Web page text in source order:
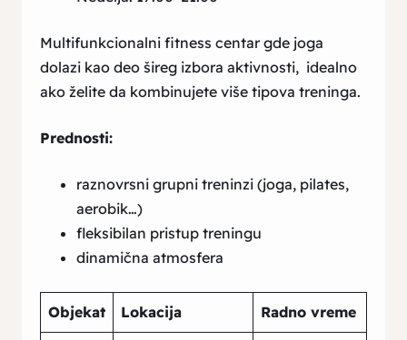
Multifunkcionalni fitness centar gde joga
dolazi kao deo šireg izbora aktivnosti, idealno
ako želite da kombinujete više tipova treninga.
Prednosti:
raznovrsni grupni treninzi (joga, pilates,
aerobik…)
fleksibilan pristup treningu
dinamična atmosfera
Objekat Lokacija Radno vreme